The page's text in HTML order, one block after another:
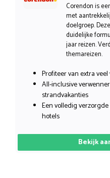
Corendon is
met
doelgroep.
duidelijke
jaar reizen.
themareizen.
Profiteer van extra
All-inclusive
strandvakanties
Een volledig
hotels
Bekijk